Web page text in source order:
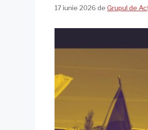
17 iunie 2026 de Grupul de